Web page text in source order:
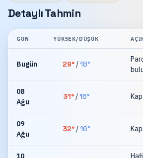
Detaylı Tahmin
GÜN YÜKSEK/DÜŞÜK
Bugün 29°/18°
08
Ağu
31°/16°
09
Ağu
32°/16°
10